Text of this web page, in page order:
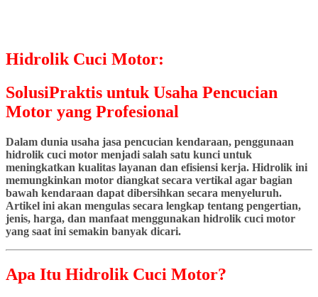
Hidrolik Cuci Motor:
SolusiPraktis untuk Usaha Pencucian
Motor yang Profesional
Dalam dunia usaha jasa pencucian kendaraan, penggunaan
hidrolik cuci motor menjadi salah satu kunci untuk
meningkatkan kualitas layanan dan efisiensi kerja. Hidrolik ini
memungkinkan motor diangkat secara vertikal agar bagian
bawah kendaraan dapat dibersihkan secara menyeluruh.
Artikel ini akan mengulas secara lengkap tentang pengertian,
jenis, harga, dan manfaat menggunakan hidrolik cuci motor
yang saat ini semakin banyak dicari.
Apa Itu Hidrolik Cuci Motor?